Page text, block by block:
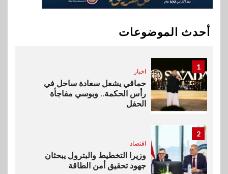
أحدث الموضوعات
سوق وصلة
جهازًا مثاليًا للشباب
1
اخبار
حماقي يشعل سعادة ساحل في
رأس الحكمة.. وبوسي مفاجأة
الحفل
2
اقتصاد
وزيرا التخطيط والبترول يبحثان
جهود تحقيق أمن الطاقة